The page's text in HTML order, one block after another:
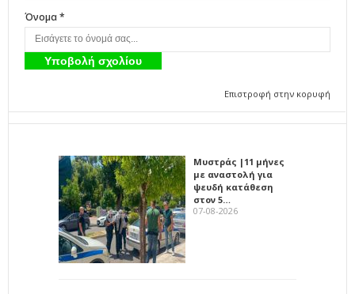
Όνομα *
Επιστροφή στην κορυφή
Μυστράς |11 μήνες
με αναστολή για
ψευδή κατάθεση
στον 5…
07-08-2026